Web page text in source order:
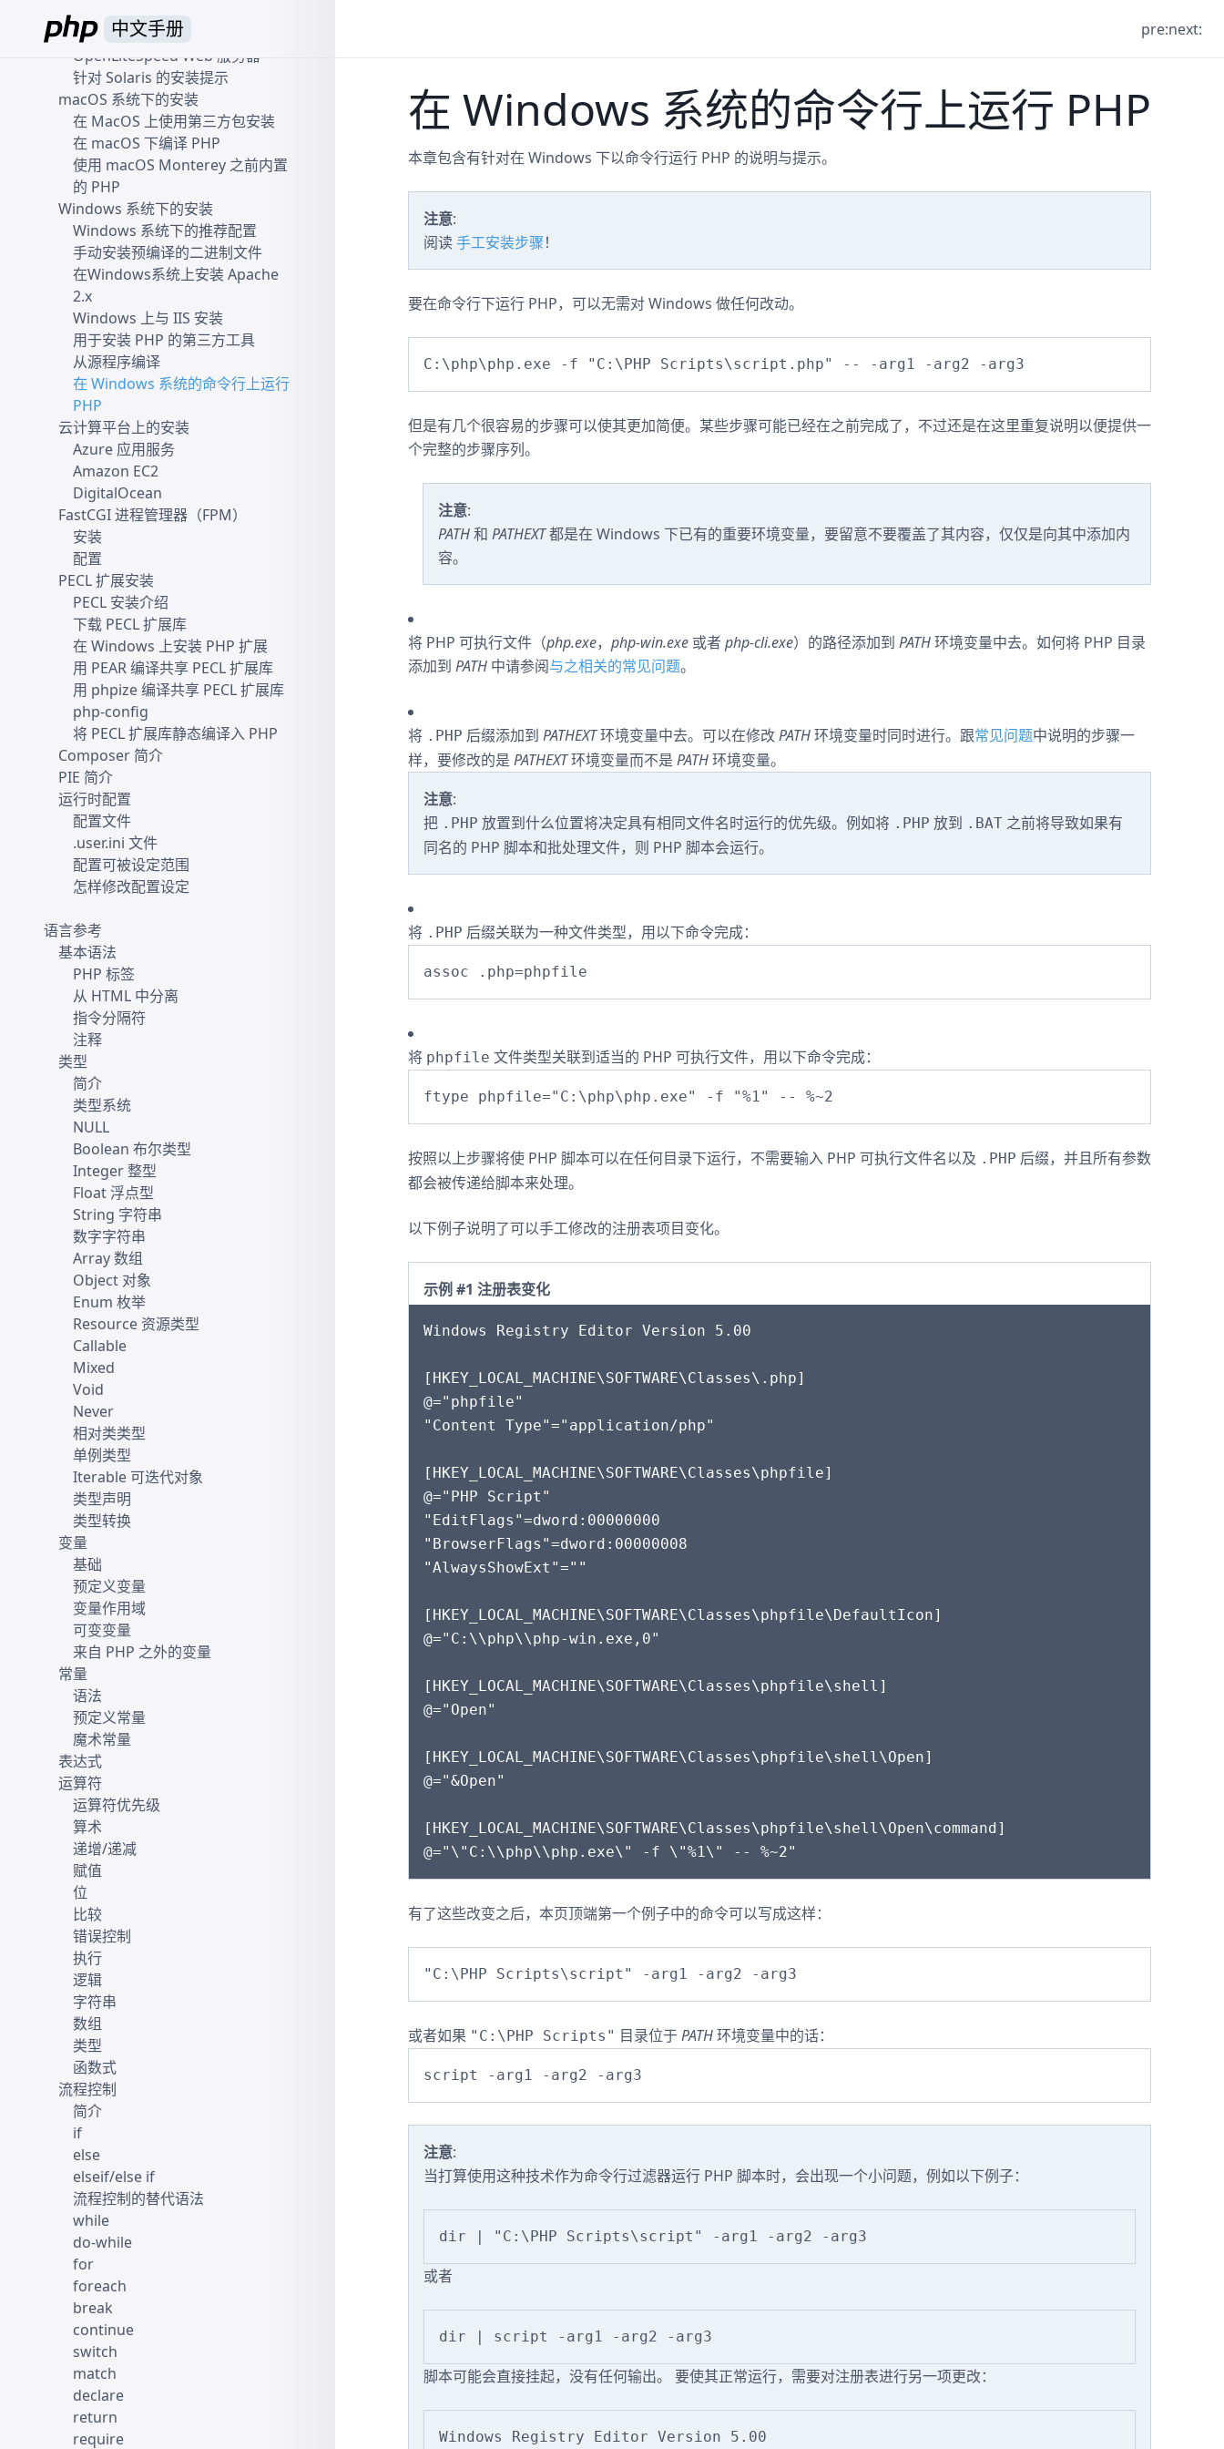
中文手册 pre:next:
在 Windows 系统的命令行上运行 PHP
本章包含有针对在 Windows 下以命令行运行 PHP 的说明与提示。
注意:
阅读 手工安装步骤！
要在命令行下运行 PHP，可以无需对 Windows 做任何改动。
但是有几个很容易的步骤可以使其更加简便。某些步骤可能已经在之前完成了，不过还是在这里重复说明以便提供一
个完整的步骤序列。
注意:
PATH和 PATHEXT都是在 Windows 下已有的重要环境变量，要留意不要覆盖了其内容，仅仅是向其中添加内
容。
将 PHP 可执行文件（php.exe， php-win.exe 或者php-cli.exe）的路径添加到 PATH环境变量中去。如何将 PHP 目录
添加到 PATH 中请参阅与之相关的常见问题。
将 .PHP 后缀添加到 PATHEXT环境变量中去。可以在修改PATH环境变量时同时进行。跟常见问题中说明的步骤一
样，要修改的是 PATHEXT环境变量而不是 PATH环境变量。
注意:
把 .PHP 放置到什么位置将决定具有相同文件名时运行的优先级。例如将 .PHP 放到 .BAT 之前将导致如果有
同名的 PHP 脚本和批处理文件，则 PHP 脚本会运行。
将 .PHP 后缀关联为一种文件类型，用以下命令完成：
将 phpfile 文件类型关联到适当的 PHP 可执行文件，用以下命令完成：
按照以上步骤将使 PHP 脚本可以在任何目录下运行，不需要输入 PHP 可执行文件名以及 .PHP 后缀，并且所有参数
都会被传递给脚本来处理。
以下例子说明了可以手工修改的注册表项目变化。
示例 #1 注册表变化
Windows Registry Editor Version 5.00
[HKEY_LOCAL_MACHINE\SOFTWARE\Classes\.php]
@="phpfile"
"Content Type"="application/php"
[HKEY_LOCAL_MACHINE\SOFTWARE\Classes\phpfile]
@="PHP Script"
"EditFlags"=dword:00000000
"BrowserFlags"=dword:00000008
"AlwaysShowExt"=""
[HKEY_LOCAL_MACHINE\SOFTWARE\Classes\phpfile\DefaultIcon]
@="C:\\php\\php-win.exe,0"
[HKEY_LOCAL_MACHINE\SOFTWARE\Classes\phpfile\shell]
@="Open"
[HKEY_LOCAL_MACHINE\SOFTWARE\Classes\phpfile\shell\Open]
@="&Open"
[HKEY_LOCAL_MACHINE\SOFTWARE\Classes\phpfile\shell\Open\command]
有了这些改变之后，本页顶端第一个例子中的命令可以写成这样：
或者如果 "C:\PHP Scripts" 目录位于PATH环境变量中的话：
注意:
当打算使用这种技术作为命令行过滤器运行 PHP 脚本时，会出现一个小问题，例如以下例子：
或者
脚本可能会直接挂起，没有任何输出。 要使其正常运行，需要对注册表进行另一项更改：
Windows Registry Editor Version 5.00
Unix 系统下的 LiteSpeed、
OpenLiteSpeed Web 服务器
针对 Solaris 的安装提示
macOS 系统下的安装
在 MacOS 上使用第三方包安装
在 macOS 下编译 PHP
使用 macOS Monterey 之前内置
的 PHP
Windows 系统下的安装
Windows 系统下的推荐配置
手动安装预编译的二进制文件
在Windows系统上安装 Apache
2.x
Windows 上与 IIS 安装
用于安装 PHP 的第三方工具
从源程序编译
在 Windows 系统的命令行上运行
PHP
云计算平台上的安装
Azure 应用服务
Amazon EC2
DigitalOcean
FastCGI 进程管理器（FPM）
安装
配置
PECL 扩展安装
PECL 安装介绍
下载 PECL 扩展库
在 Windows 上安装 PHP 扩展
用 PEAR 编译共享 PECL 扩展库
用 phpize 编译共享 PECL 扩展库
php-config
将 PECL 扩展库静态编译入 PHP
Composer 简介
PIE 简介
运行时配置
配置文件
.user.ini 文件
配置可被设定范围
怎样修改配置设定
语言参考
基本语法
PHP 标签
从 HTML 中分离
指令分隔符
注释
类型
简介
类型系统
NULL
Boolean 布尔类型
Integer 整型
Float 浮点型
String 字符串
数字字符串
Array 数组
Object 对象
Enum 枚举
Resource 资源类型
Callable
Mixed
Void
Never
相对类类型
单例类型
Iterable 可迭代对象
类型声明
类型转换
变量
基础
预定义变量
变量作用域
可变变量
来自 PHP 之外的变量
常量
语法
预定义常量
魔术常量
表达式
运算符
运算符优先级
算术
递增/递减
赋值
位
比较
错误控制
执行
逻辑
字符串
数组
类型
函数式
流程控制
简介
if
else
elseif/else if
流程控制的替代语法
while
do-while
for
foreach
break
continue
switch
match
declare
return
require